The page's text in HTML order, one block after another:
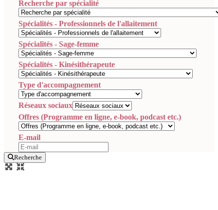
Recherche par spécialité
Spécialités - Professionnels de l'allaitement
Spécialités - Sage-femme
Spécialités - Kinésithérapeute
Type d'accompagnement
Réseaux sociaux
Offres (Programme en ligne, e-book, podcast etc.)
E-mail
Recherche